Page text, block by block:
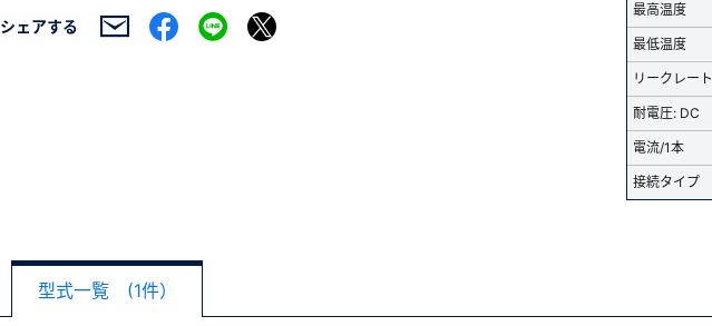
シェアする
最高温度
最低温度
リークレート
耐電圧: DC
電流/1本
接続タイプ
型式一覧 (1件）